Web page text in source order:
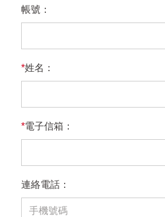
帳號：
*姓名：
*電子信箱：
連絡電話：